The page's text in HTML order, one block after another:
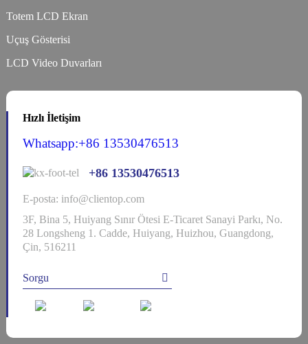
Totem LCD Ekran
Uçuş Gösterisi
LCD Video Duvarları
Hızlı İletişim
Whatsapp:+86 13530476513
+86 13530476513
E-posta: info@clientop.com
3F, Bina 5, Huiyang Sınır Ötesi E-Ticaret Sanayi Parkı, No.
28 Longsheng 1. Cadde, Huiyang, Huizhou, Guangdong,
Çin, 516211
Sorgu